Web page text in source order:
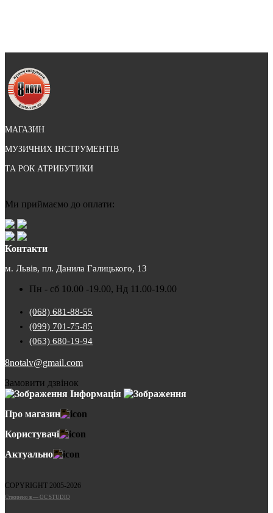
МАГАЗИН
МУЗИЧНИХ ІНСТРУМЕНТІВ
ТА РОК АТРИБУТИКИ
Ми приймаємо до оплати:
Контакти
м. Львів, пл. Данила Галицького, 13
Пн - сб 10.00 -19.00, Нд 11.00-19.00
(068) 681-88-55
(099) 701-75-85
(063) 680-19-94
8notalv@gmail.com
Замовити дзвінок
Інформація
Про магазин
Користувачі
Актуально
COPYRIGHT 2005-2026
Cтворено в — OC STUDIO